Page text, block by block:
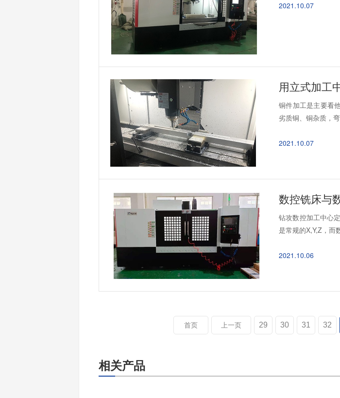
2021.10.07
用立式加工
铜件加工是主要看
劣质铜、铜杂质，
2021.10.07
数控铣床与
钻攻数控加工中心
是常规的X,Y,Z，而
2021.10.06
首页 上一页 29 30 31 32
相关产品